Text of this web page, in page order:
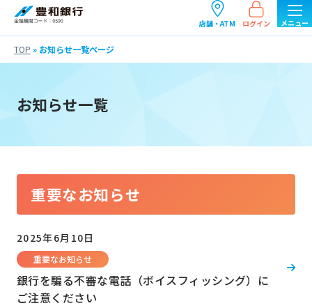
店舗・ATM ログイン
TOP » お知らせ一覧ページ
お知らせ一覧
重要なお知らせ
2025年6月10日
重要なお知らせ
銀行を騙る不審な電話（ボイスフィッシング）に
ご注意ください